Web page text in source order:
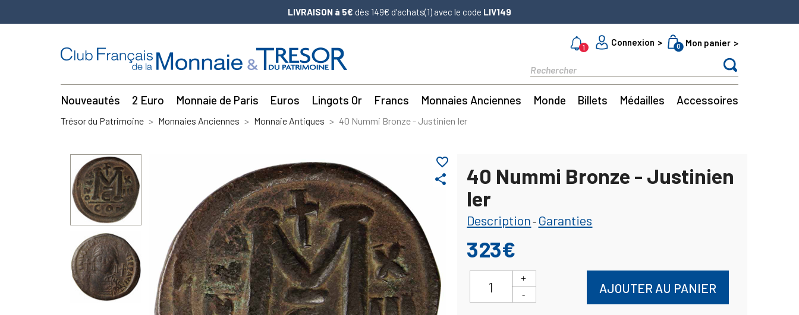
LIVRAISON à 5€ dès 149€ d’achats(1) avec le code LIV149
1
Connexion 0 Mon panier
Nouveautés 2 Euro Monnaie de Paris Euros Lingots Or Francs Monnaies Anciennes Monde Billets Médailles Accessoires
Trésor du Patrimoine Monnaies Anciennes Monnaie Antiques 40 Nummi Bronze - Justinien Ier
share
favorite_border
40 Nummi Bronze - Justinien
Ier
Description - Garanties
323€
AJOUTER AU PANIER